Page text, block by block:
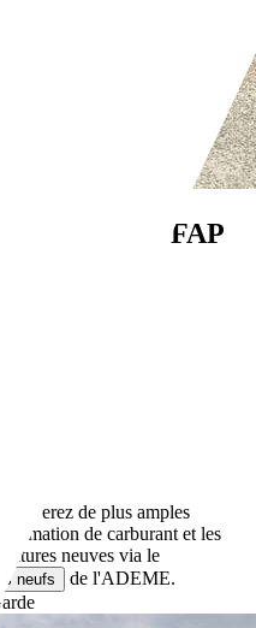
1.6 TDI 75CH FAP
trouverez de plus amples
de carburant et les
neuves via le
neufs
de l'ADEME.